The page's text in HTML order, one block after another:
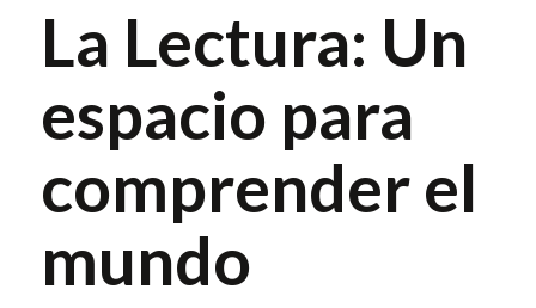
La Lectura: Un
espacio para
comprender el
mundo